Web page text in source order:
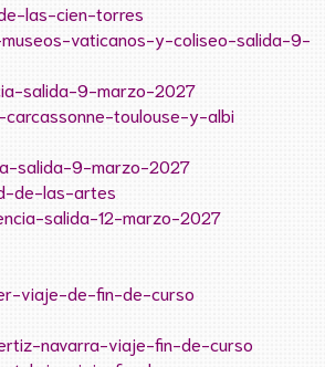
las-cien-torres
vaticanos-y-coliseo-salida-9-
salida-9-marzo-2027
toulouse-y-albi
salida-9-marzo-2027
de-las-artes
salida-12-marzo-2027
viaje-de-fin-de-curso
navarra-viaje-fin-de-curso